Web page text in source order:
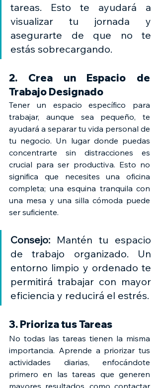
tareas. Esto te ayudará a
visualizar tu jornada y
asegurarte de que no te
estás sobrecargando.
2. Crea un Espacio de
Trabajo Designado
Tener un espacio específico para
trabajar, aunque sea pequeño, te
ayudará a separar tu vida personal de
tu negocio. Un lugar donde puedas
concentrarte sin distracciones es
crucial para ser productiva. Esto no
significa que necesites una oficina
completa; una esquina tranquila con
una mesa y una silla cómoda puede
ser suficiente.
Consejo: Mantén tu espacio
de trabajo organizado. Un
entorno limpio y ordenado te
permitirá trabajar con mayor
eficiencia y reducirá el estrés.
3. Prioriza tus Tareas
No todas las tareas tienen la misma
importancia. Aprende a priorizar tus
actividades diarias, enfocándote
primero en las tareas que generen
mayores resultados, como contactar